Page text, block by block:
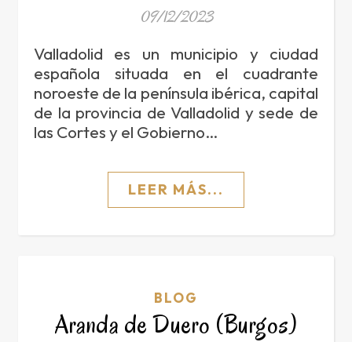
09/12/2023
Valladolid es un municipio y ciudad
española situada en el cuadrante
noroeste de la península ibérica, capital
de la provincia de Valladolid y sede de
las Cortes y el Gobierno…
LEER MÁS...
BLOG
Aranda de Duero (Burgos)